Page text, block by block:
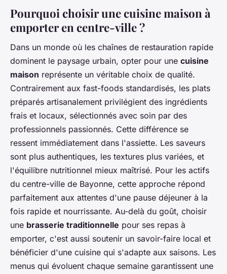
Pourquoi choisir une cuisine maison à
emporter en centre-ville ?
Dans un monde où les chaînes de restauration rapide
dominent le paysage urbain, opter pour une cuisine
maison représente un véritable choix de qualité.
Contrairement aux fast-foods standardisés, les plats
préparés artisanalement privilégient des ingrédients
frais et locaux, sélectionnés avec soin par des
professionnels passionnés. Cette différence se
ressent immédiatement dans l'assiette. Les saveurs
sont plus authentiques, les textures plus variées, et
l'équilibre nutritionnel mieux maîtrisé. Pour les actifs
du centre-ville de Bayonne, cette approche répond
parfaitement aux attentes d'une pause déjeuner à la
fois rapide et nourrissante. Au-delà du goût, choisir
une brasserie traditionnelle pour ses repas à
emporter, c'est aussi soutenir un savoir-faire local et
bénéficier d'une cuisine qui s'adapte aux saisons. Les
menus qui évoluent chaque semaine garantissent une